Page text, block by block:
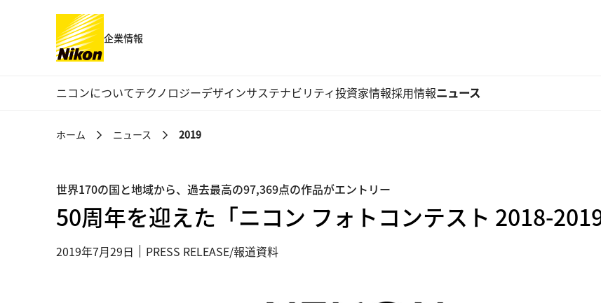
企業情報
グローバルナビゲーション
ニコンについてテクノロジーデザインサステナビリティ投資家情報採用情報ニュース
ホーム ニュース 2019
50周年を迎えた「ニコン フォトコンテスト 2018-
世界170の国と地域から、過去最高の97,369点の作品がエントリー
2019年7月29日 PRESS RELEASE/報道資料